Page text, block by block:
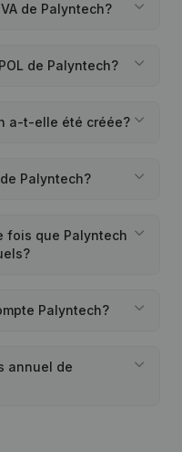
de Palyntech?
de Palyntech?
a-t-elle été créée?
Palyntech?
fois que Palyntech
Palyntech?
annuel de